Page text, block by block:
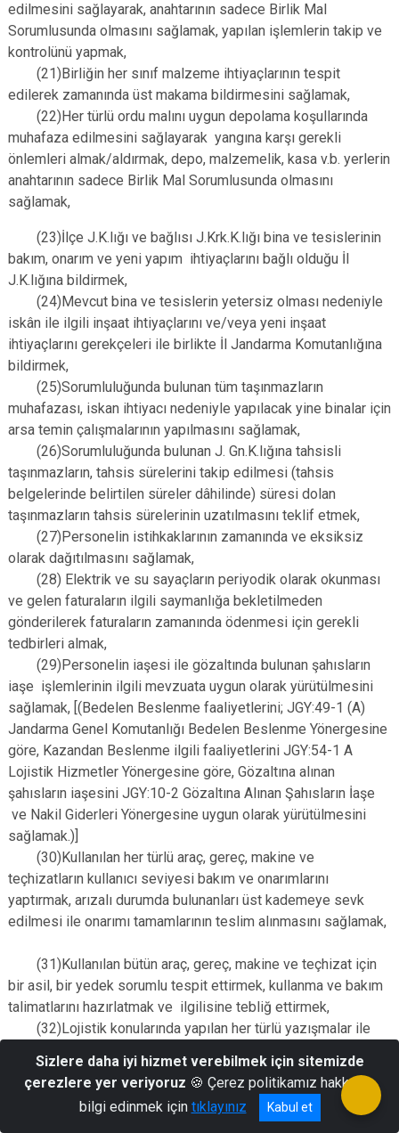
edilmesini sağlayarak, anahtarının sadece Birlik Mal
Sorumlusunda olmasını sağlamak, yapılan işlemlerin takip ve
kontrolünü yapmak,
(21)Birliğin her sınıf malzeme ihtiyaçlarının tespit
edilerek zamanında üst makama bildirmesini sağlamak,
(22)Her türlü ordu malını uygun depolama koşullarında
muhafaza edilmesini sağlayarak yangına karşı gerekli
önlemleri almak/aldırmak, depo, malzemelik, kasa v.b. yerlerin
anahtarının sadece Birlik Mal Sorumlusunda olmasını
sağlamak,
(23)İlçe J.K.lığı ve bağlısı J.Krk.K.lığı bina ve tesislerinin
bakım, onarım ve yeni yapım ihtiyaçlarını bağlı olduğu İl
J.K.lığına bildirmek,
(24)Mevcut bina ve tesislerin yetersiz olması nedeniyle
iskân ile ilgili inşaat ihtiyaçlarını ve/veya yeni inşaat
ihtiyaçlarını gerekçeleri ile birlikte İl Jandarma Komutanlığına
bildirmek,
(25)Sorumluluğunda bulunan tüm taşınmazların
muhafazası, iskan ihtiyacı nedeniyle yapılacak yine binalar için
arsa temin çalışmalarının yapılmasını sağlamak,
(26)Sorumluluğunda bulunan J. Gn.K.lığına tahsisli
taşınmazların, tahsis sürelerini takip edilmesi (tahsis
belgelerinde belirtilen süreler dâhilinde) süresi dolan
taşınmazların tahsis sürelerinin uzatılmasını teklif etmek,
(27)Personelin istihkaklarının zamanında ve eksiksiz
olarak dağıtılmasını sağlamak,
(28) Elektrik ve su sayaçların periyodik olarak okunması
ve gelen faturaların ilgili saymanlığa bekletilmeden
gönderilerek faturaların zamanında ödenmesi için gerekli
tedbirleri almak,
(29)Personelin iaşesi ile gözaltında bulunan şahısların
iaşe işlemlerinin ilgili mevzuata uygun olarak yürütülmesini
sağlamak, [(Bedelen Beslenme faaliyetlerini; JGY:49-1 (A)
Jandarma Genel Komutanlığı Bedelen Beslenme Yönergesine
göre, Kazandan Beslenme ilgili faaliyetlerini JGY:54-1 A
Lojistik Hizmetler Yönergesine göre, Gözaltına alınan
şahısların iaşesini JGY:10-2 Gözaltına Alınan Şahısların İaşe
ve Nakil Giderleri Yönergesine uygun olarak yürütülmesini
sağlamak.)]
(30)Kullanılan her türlü araç, gereç, makine ve
teçhizatların kullanıcı seviyesi bakım ve onarımlarını
yaptırmak, arızalı durumda bulunanları üst kademeye sevk
edilmesi ile onarımı tamamlarının teslim alınmasını sağlamak,
(31)Kullanılan bütün araç, gereç, makine ve teçhizat için
bir asil, bir yedek sorumlu tespit ettirmek, kullanma ve bakım
talimatlarını hazırlatmak ve ilgilisine tebliğ ettirmek,
(32)Lojistik konularında yapılan her türlü yazışmalar ile
g)MEBS ile İlgili Görevleri;
(1)Bir Komutan sorumluluğu olan ve her kademedeki
Komutan/Kurum amirince uygulanması gereken MEBS
Sizlere daha iyi hizmet verebilmek için sitemizde
çerezlere yer veriyoruz 🍪 Çerez politikamız hakkında
bilgi edinmek için tıklayınız Kabul et